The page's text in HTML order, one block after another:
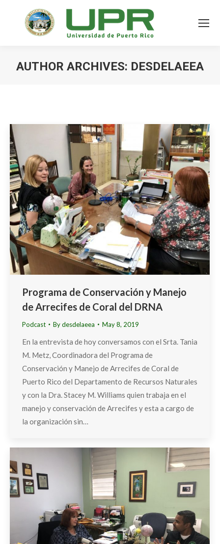
AUTHOR ARCHIVES: DESDELAEEA
Programa de Conservación y Manejo
de Arrecifes de Coral del DRNA
Podcast Bydesdelaeea May 8, 2019
En la entrevista de hoy conversamos con el Srta. Tania
M. Metz, Coordinadora del Programa de
Conservación y Manejo de Arrecifes de Coral de
Puerto Rico del Departamento de Recursos Naturales
y con la Dra. Stacey M. Williams quien trabaja en el
manejo y conservación de Arrecifes y esta a cargo de
la organización sin…